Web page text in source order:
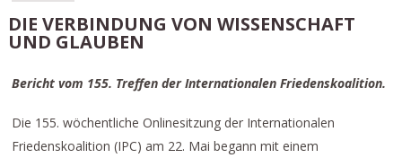
DIE VERBINDUNG VON WISSENSCHAFT
UND GLAUBEN
Bericht vom 155. Treffen der Internationalen Friedenskoalition.
Die 155. wöchentliche Onlinesitzung der Internationalen
Friedenskoalition (IPC) am 22. Mai begann mit einem